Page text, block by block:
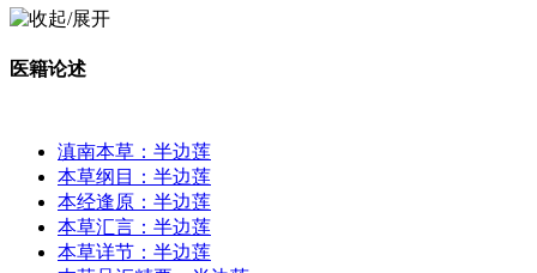
医籍论述
滇南本草：半边莲
本草纲目：半边莲
本经逢原：半边莲
本草汇言：半边莲
本草详节：半边莲